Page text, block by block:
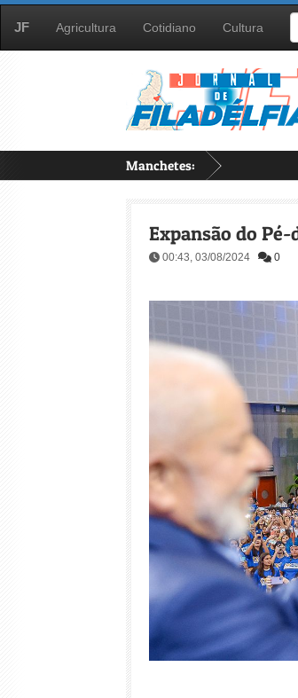
JF Agricultura Cotidiano Cultura
Manchetes:
Expansão do
00:43, 03/08/2024 0